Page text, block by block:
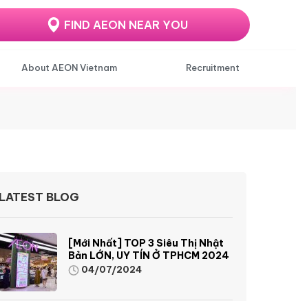
FIND AEON NEAR YOU
About AEON Vietnam Recruitment
LATEST BLOG
[Mới Nhất] TOP 3 Siêu Thị Nhật
Bản LỚN, UY TÍN Ở TPHCM 2024
04/07/2024